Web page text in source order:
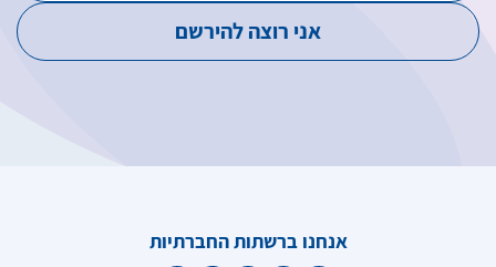
אנחנו ברשתות החברתיות